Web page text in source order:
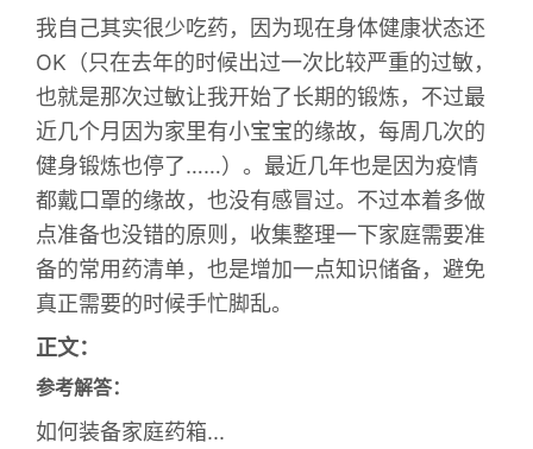
我自己其实很少吃药，因为现在身体健康状态还
OK（只在去年的时候出过一次比较严重的过敏，
也就是那次过敏让我开始了长期的锻炼，不过最
近几个月因为家里有小宝宝的缘故，每周几次的
健身锻炼也停了……）。最近几年也是因为疫情
都戴口罩的缘故，也没有感冒过。不过本着多做
点准备也没错的原则，收集整理一下家庭需要准
备的常用药清单，也是增加一点知识储备，避免
真正需要的时候手忙脚乱。
正文：
参考解答：
如何装备家庭药箱...